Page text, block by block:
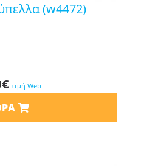
(w4472)
€ τιμή Web